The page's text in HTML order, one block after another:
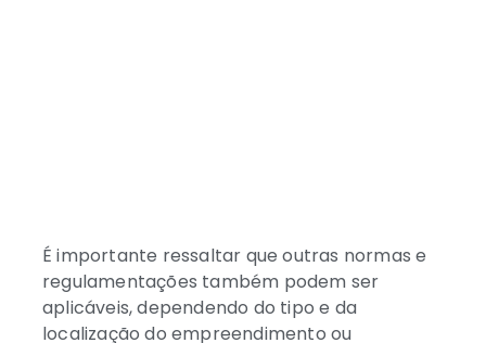
É importante ressaltar que outras normas e
regulamentações também podem ser
aplicáveis, dependendo do tipo e da
localização do empreendimento ou